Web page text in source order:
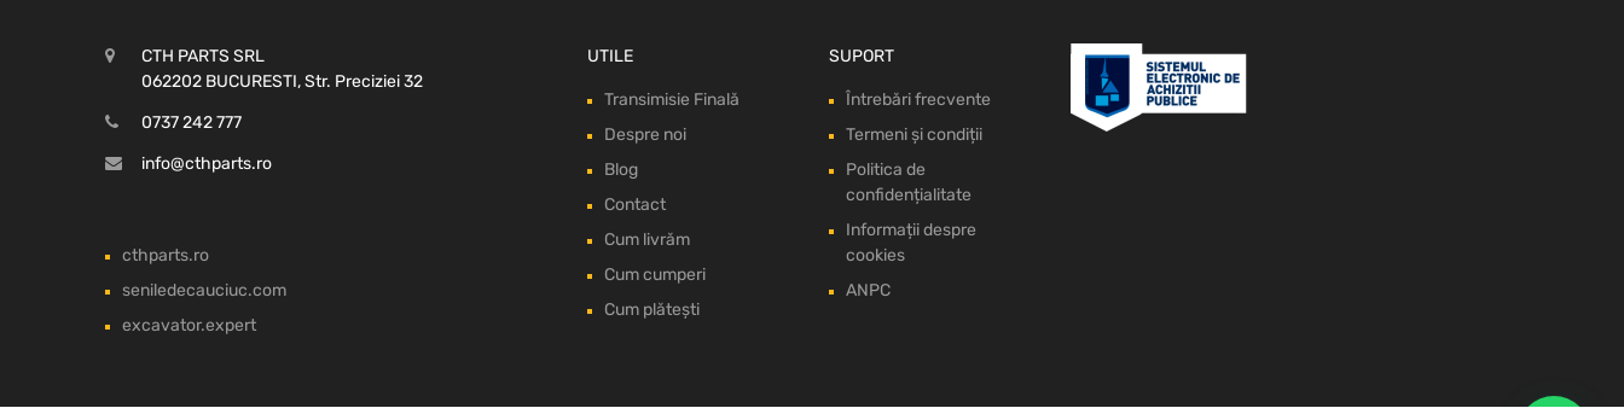
CTH PARTS SRL
062202 BUCURESTI, Str. Preciziei 32
0737 242 777
info@cthparts.ro
cthparts.ro
seniledecauciuc.com
excavator.expert
UTILE
Transimisie Finală
Despre noi
Blog
Contact
Cum livrăm
Cum cumperi
Cum plătești
SUPORT
Întrebări frecvente
Termeni și condiții
Politica de
confidențialitate
Informații despre
cookies
ANPC